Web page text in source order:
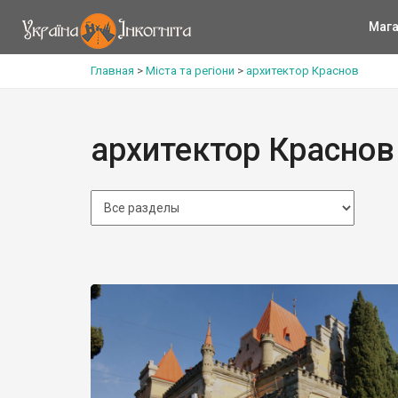
Главная > Міста та регіони > архитектор Краснов
архитектор Краснов